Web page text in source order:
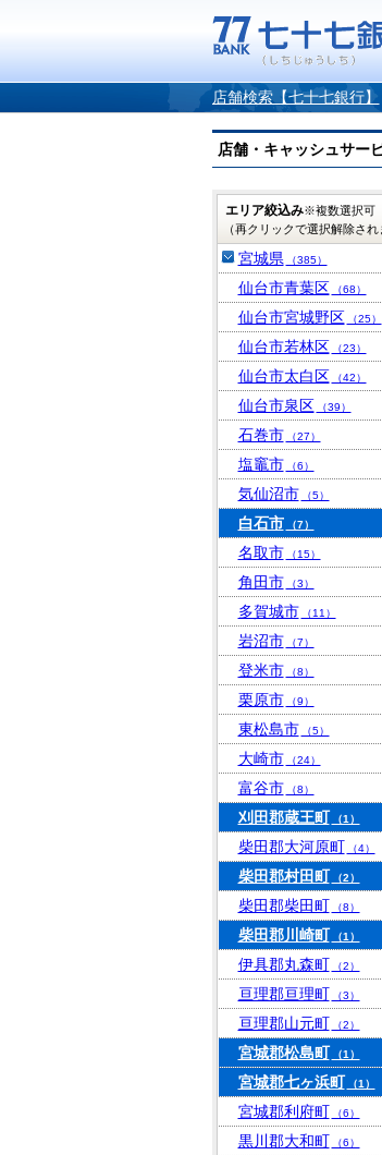
店舗検索【七十七銀行】
店舗・キャッシュサー
エリア絞込み※複数選択可
（再クリックで選択解除され
宮城県 （385）
仙台市青葉区 （68）
仙台市宮城野区 （25）
仙台市若林区 （23）
仙台市太白区 （42）
仙台市泉区 （39）
石巻市 （27）
塩竈市 （6）
気仙沼市 （5）
白石市 （7）
名取市 （15）
角田市 （3）
多賀城市 （11）
岩沼市 （7）
登米市 （8）
栗原市 （9）
東松島市 （5）
大崎市 （24）
富谷市 （8）
刈田郡蔵王町 （1）
柴田郡大河原町 （4）
柴田郡村田町 （2）
柴田郡柴田町 （8）
柴田郡川崎町 （1）
伊具郡丸森町 （2）
亘理郡亘理町 （3）
亘理郡山元町 （2）
宮城郡松島町 （1）
宮城郡七ヶ浜町 （1）
宮城郡利府町 （6）
黒川郡大和町 （6）